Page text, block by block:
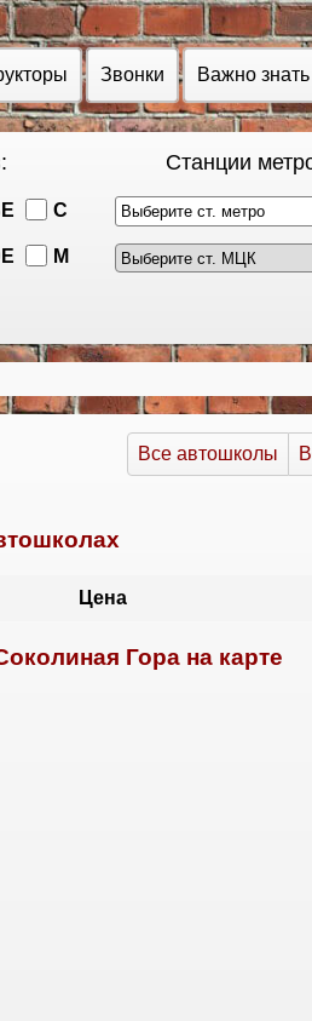
Звонки Важно знать
C
M
Станции
Выберите ст. метро
Все автошколы
Цена
Гора на карте